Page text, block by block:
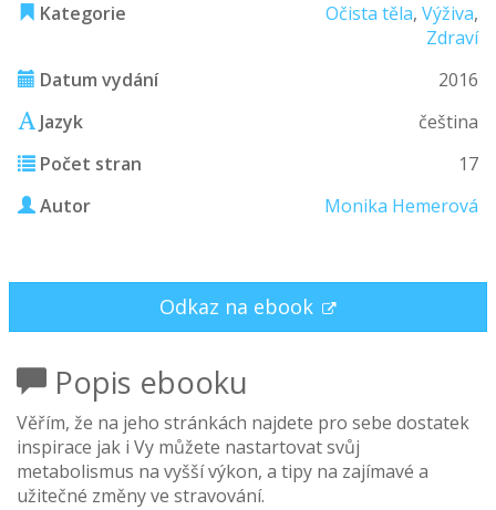
Kategorie Očista těla, Výživa,
Zdraví
Datum vydání
2016
Jazyk
čeština
Počet stran
17
Autor
Monika Hemerová
Odkaz na ebook
Popis ebooku
Věřím, že na jeho stránkách najdete pro sebe dostatek
inspirace jak i Vy můžete nastartovat svůj
metabolismus na vyšší výkon, a tipy na zajímavé a
užitečné změny ve stravování.